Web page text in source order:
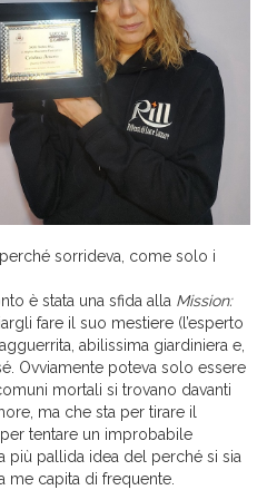
sorrideva, come solo i
è stata una sfida alla Mission:
fare il suo mestiere (l’esperto
abilissima giardiniera e,
Ovviamente poteva solo essere
mortali si trovano davanti
ma che sta per tirare il
tentare un improbabile
più pallida idea del perché si sia
me capita di frequente.